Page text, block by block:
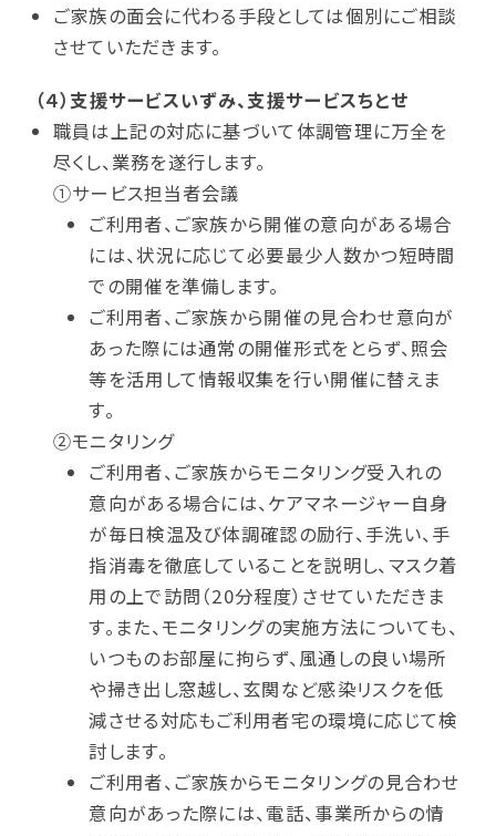
ご家族の面会に代わる手段としては個別にご相談
させていただきます。
（４）支援サービスいずみ、支援サービスちとせ
職員は上記の対応に基づいて体調管理に万全を
尽くし、業務を遂行します。
①サービス担当者会議
ご利用者、ご家族から開催の意向がある場合
には、状況に応じて必要最少人数かつ短時間
での開催を準備します。
ご利用者、ご家族から開催の見合わせ意向が
あった際には通常の開催形式をとらず、照会
等を活用して情報収集を行い開催に替えま
す。
②モニタリング
ご利用者、ご家族からモニタリング受入れの
意向がある場合には、ケアマネージャー自身
が毎日検温及び体調確認の励行、手洗い、手
指消毒を徹底していることを説明し、マスク着
用の上で訪問（20分程度）させていただきま
す。また、モニタリングの実施方法についても、
いつものお部屋に拘らず、風通しの良い場所
や掃き出し窓越し、玄関など感染リスクを低
減させる対応もご利用者宅の環境に応じて検
討します。
ご利用者、ご家族からモニタリングの見合わせ
意向があった際には、電話、事業所からの情